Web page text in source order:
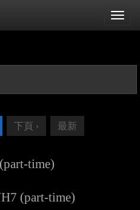
下頁 › 最新
time)
(part-time)